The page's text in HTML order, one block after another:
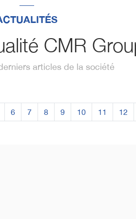
CMR
articles de la société
6 7 8 9 10 11 12